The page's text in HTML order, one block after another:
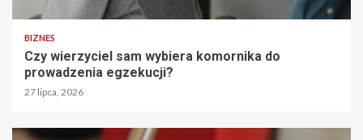
BIZNES
Czy wierzyciel sam wybiera komornika do
prowadzenia egzekucji?
27 lipca, 2026